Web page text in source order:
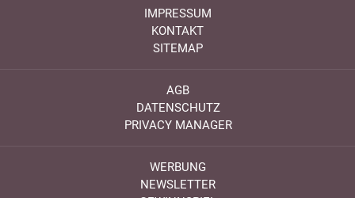
IMPRESSUM
KONTAKT
SITEMAP
AGB
DATENSCHUTZ
PRIVACY MANAGER
WERBUNG
NEWSLETTER